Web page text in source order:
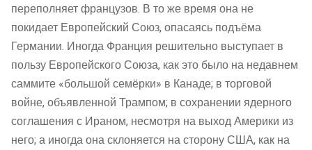
переполняет французов. В то же время она не
покидает Европейский Союз, опасаясь подъёма
Германии. Иногда Франция решительно выступает в
пользу Европейского Союза, как это было на недавнем
саммите «большой семёрки» в Канаде; в торговой
войне, объявленной Трампом; в сохранении ядерного
соглашения с Ираном, несмотря на выход Америки из
него; а иногда она склоняется на сторону США, как на